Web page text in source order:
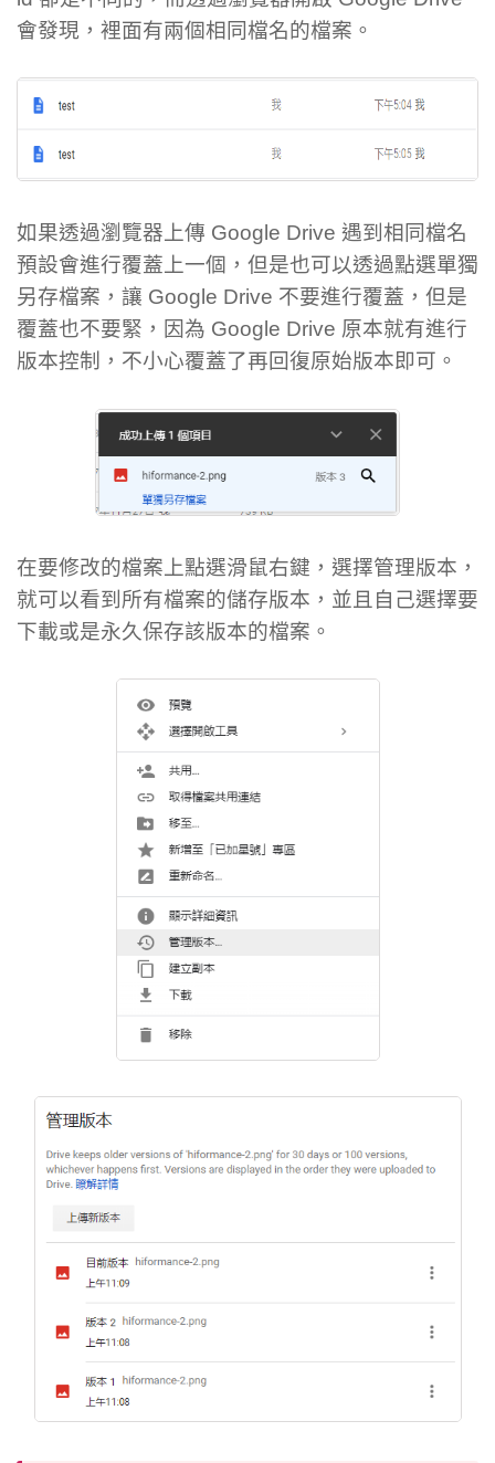
會發現，裡面有兩個相同檔名的檔案。
如果透過瀏覽器上傳 Google Drive 遇到相同檔名
預設會進行覆蓋上一個，但是也可以透過點選單獨
另存檔案，讓 Google Drive 不要進行覆蓋，但是
覆蓋也不要緊，因為 Google Drive 原本就有進行
版本控制，不小心覆蓋了再回復原始版本即可。
在要修改的檔案上點選滑鼠右鍵，選擇管理版本，
就可以看到所有檔案的儲存版本，並且自己選擇要
下載或是永久保存該版本的檔案。